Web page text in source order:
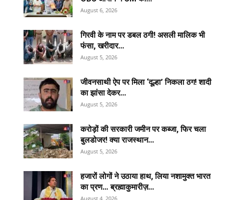
August 6, 2026
गिरवी के नाम पर डबल ठगी! असली मालिक भी
फंसा, खरीदार...
August 5, 2026
जीवनसाथी ऐप पर मिला ‘दूल्हा’ निकला ठग! शादी
का झांसा देकर...
August 5, 2026
करोड़ों की सरकारी जमीन पर कब्जा, फिर चला
बुलडोजर! क्या राजस्थान...
August 5, 2026
हजारों लोगों ने उठाया हाथ, लिया नशामुक्त भारत
का प्रण… ब्रह्माकुमारीज़...
August 4, 2026